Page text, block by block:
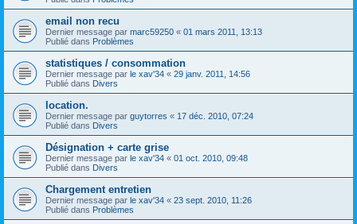
email non recu
Dernier message par marc59250 « 01 mars 2011, 13:13
Publié dans Problèmes
statistiques / consommation
Dernier message par le xav'34 « 29 janv. 2011, 14:56
Publié dans Divers
location.
Dernier message par guytorres « 17 déc. 2010, 07:24
Publié dans Divers
Désignation + carte grise
Dernier message par le xav'34 « 01 oct. 2010, 09:48
Publié dans Divers
Chargement entretien
Dernier message par le xav'34 « 23 sept. 2010, 11:26
Publié dans Problèmes